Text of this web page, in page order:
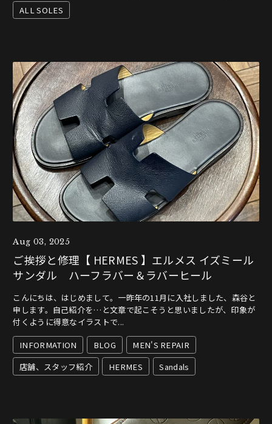
ALL SOLES
Aug 03, 2025
ご挨拶と修理【 HERMES 】エルメス イズミール
サンダル ハーフラバー＆ラバーヒール
こんにちは、はじめまして。一昨年の11月に入社しました、森谷と
申します。自己紹介を…と文章で起こそうと思いましたが、印象が
付くように得意なイラストで...
INFORMATION BLOG
MEN'S REPAIR
店舗、スタッフ紹介
HERMES Sandals